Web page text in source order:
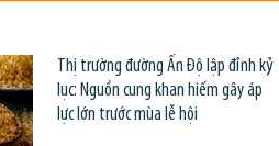
Thị trường đường Ấn Độ lập đỉnh kỷ
lục: Nguồn cung khan hiếm gây áp
lực lớn trước mùa lễ hội